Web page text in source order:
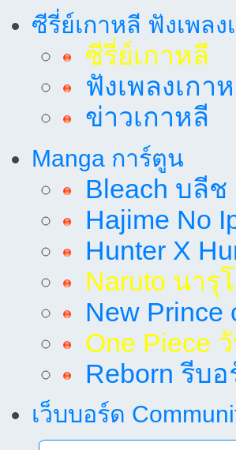
ซีรี่ย์เกาหลี ฟังเพล
ซีรี่ย์เกาหลี
ฟังเพลงเกา
ข่าวเกาหลี
Manga การ์ตูน
Bleach บลีช
Hajime No
Hunter X
Naruto นารุ
New Prince
One Piece
Reborn รีบ
เว็บบอร์ด